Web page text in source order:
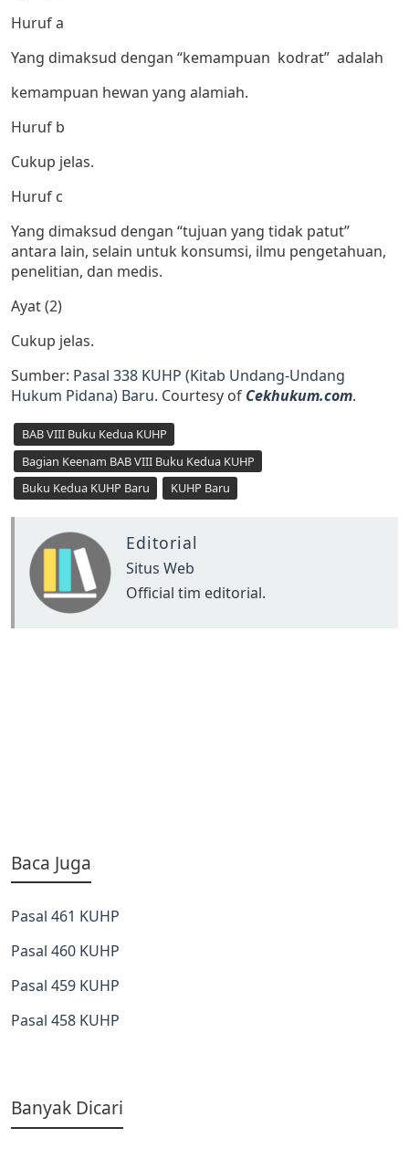
Huruf a
Yang dimaksud dengan “kemampuan kodrat” adalah
kemampuan hewan yang alamiah.
Huruf b
Cukup jelas.
Huruf c
Yang dimaksud dengan “tujuan yang tidak patut”
antara lain, selain untuk konsumsi, ilmu pengetahuan,
penelitian, dan medis.
Ayat (2)
Cukup jelas.
Sumber: Pasal 338 KUHP (Kitab Undang-Undang
Hukum Pidana) Baru. Courtesy of Cekhukum.com.
BAB VIII Buku Kedua KUHP
Bagian Keenam BAB VIII Buku Kedua KUHP
Buku Kedua KUHP Baru
KUHP Baru
Editorial
Situs Web
Official tim editorial.
Baca Juga
Pasal 461 KUHP
Pasal 460 KUHP
Pasal 459 KUHP
Pasal 458 KUHP
Banyak Dicari